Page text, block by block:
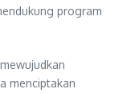
program
menciptakan